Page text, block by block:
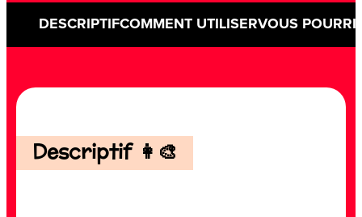
DESCRIPTIFCOMMENT UTILISERVOUS
Descriptif 👩‍🎨